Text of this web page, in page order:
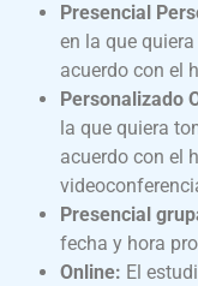
Presencial
en la que
acuerdo con el
Personalizado
la que quiera
acuerdo con el
Presencial
fecha y hora
Online: El